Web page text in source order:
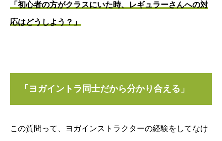
「初心者の方がクラスにいた時、レギュラーさんへの対
応はどうしよう？」
「ヨガイントラ同士だから分かり合える」
この質問って、ヨガインストラクターの経験をしてなけ